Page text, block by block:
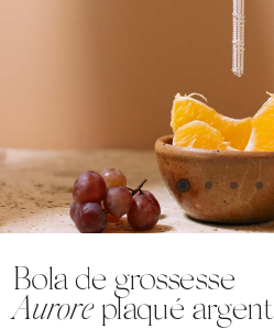
Bola de grossesse
Auroreplaqué argent